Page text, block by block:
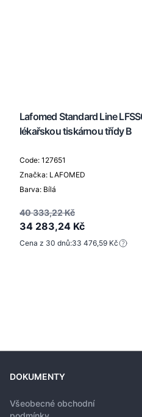
Lafomed Standard Line
lékařskou tiskárnou třídy B
Code: 127651
Značka: LAFOMED
Barva: Bílá
40 333,22 Kč
34 283,24 Kč
Cena z 30 dnů:33 476,59 Kč
DOKUMENTY
Všeobecné obchodní